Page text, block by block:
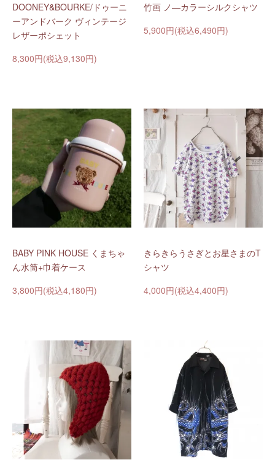
DOONEY&BOURKE/ドゥーニ
ーアンドバーク ヴィンテージ
レザーポシェット
8,300円(税込9,130円)
竹画 ノ―カラーシルクシャツ
5,900円(税込6,490円)
BABY PINK HOUSE くまちゃ
ん水筒+巾着ケース
3,800円(税込4,180円)
きらきらうさぎとお星さまのT
シャツ
4,000円(税込4,400円)